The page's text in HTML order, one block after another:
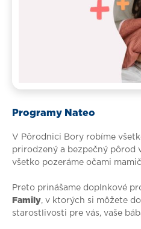
Programy Nateo
V Pôrodnici Bory robíme
prirodzený a bezpečný pôrod
všetko pozeráme očami
Preto prinášame doplnkové
Family, v ktorých si môžete
starostlivosti pre vás, vaše